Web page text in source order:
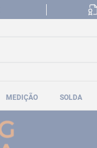
MEDIÇÃO SOLDA